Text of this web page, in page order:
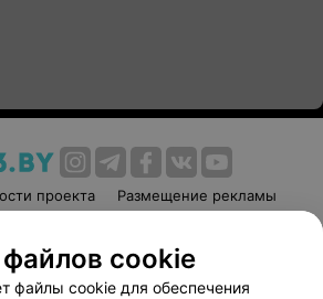
проекта
Размещение рекламы
соглашение
Способы оплаты
Партнеры
cookie
файлы cookie для обеспечения